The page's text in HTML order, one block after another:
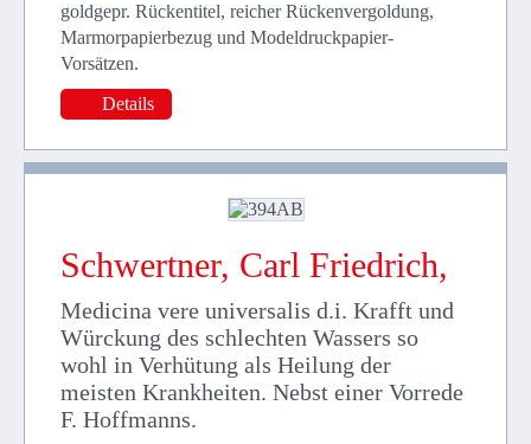
goldgepr. Rückentitel, reicher Rückenvergoldung,
Marmorpapierbezug und Modeldruckpapier-
Vorsätzen.
Details
Schwertner, Carl Friedrich,
Medicina vere universalis d.i. Krafft und
Würckung des schlechten Wassers so
wohl in Verhütung als Heilung der
meisten Krankheiten. Nebst einer Vorrede
F. Hoffmanns.